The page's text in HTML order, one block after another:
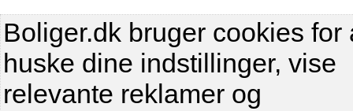
Boliger.dk bruger cookies for
huske dine indstillinger, vise
relevante reklamer og